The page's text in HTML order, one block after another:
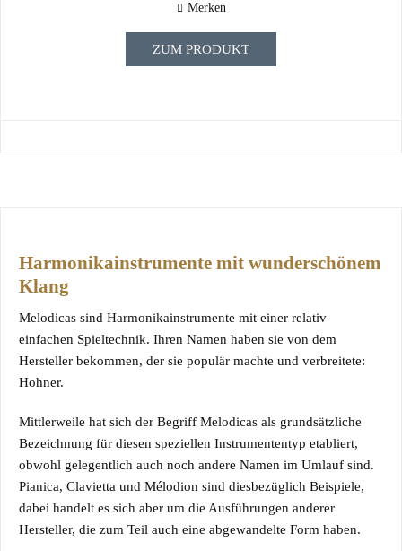
Merken
ZUM PRODUKT
Harmonikainstrumente mit wunderschönem
Klang
Melodicas sind Harmonikainstrumente mit einer relativ
einfachen Spieltechnik. Ihren Namen haben sie von dem
Hersteller bekommen, der sie populär machte und verbreitete:
Hohner.
Mittlerweile hat sich der Begriff Melodicas als grundsätzliche
Bezeichnung für diesen speziellen Instrumententyp etabliert,
obwohl gelegentlich auch noch andere Namen im Umlauf sind.
Pianica, Clavietta und Mélodion sind diesbezüglich Beispiele,
dabei handelt es sich aber um die Ausführungen anderer
Hersteller, die zum Teil auch eine abgewandelte Form haben.